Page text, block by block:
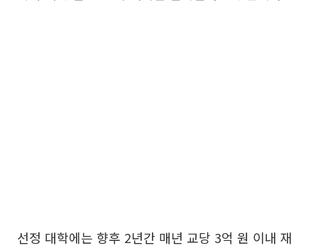
선정 대학에는 향후 2년간 매년 교당 3억 원 이내 재